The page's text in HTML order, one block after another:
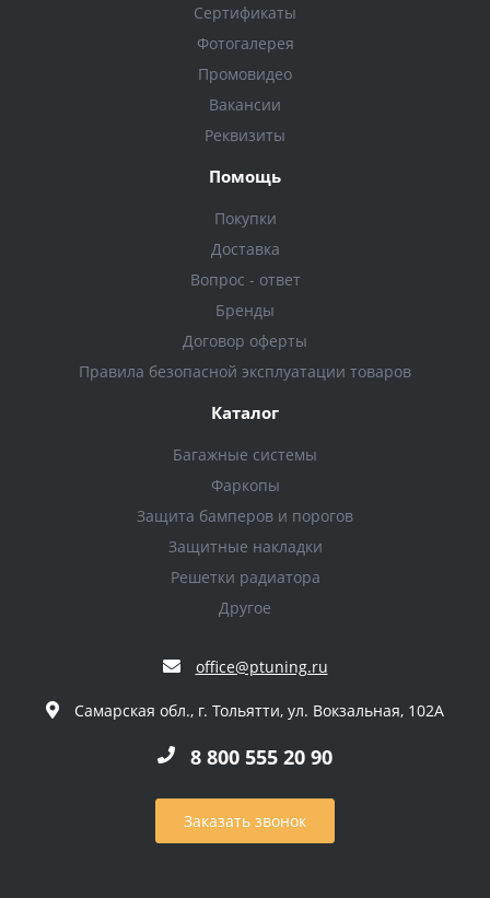
Сертификаты
Фотогалерея
Промовидео
Вакансии
Реквизиты
Помощь
Покупки
Доставка
Вопрос - ответ
Бренды
Договор оферты
Правила безопасной эксплуатации товаров
Каталог
Багажные системы
Фаркопы
Защита бамперов и порогов
Защитные накладки
Решетки радиатора
Другое
office@ptuning.ru
Самарская обл., г. Тольятти, ул. Вокзальная, 102А
8 800 555 20 90
Заказать звонок